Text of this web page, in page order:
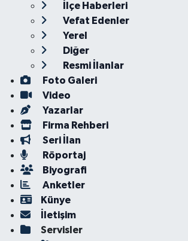
İlçe Haberleri
Vefat Edenler
Yerel
Diğer
Resmi İlanlar
Foto Galeri
Video
Yazarlar
Firma Rehberi
Seri İlan
Röportaj
Biyografi
Anketler
Künye
İletişim
Servisler